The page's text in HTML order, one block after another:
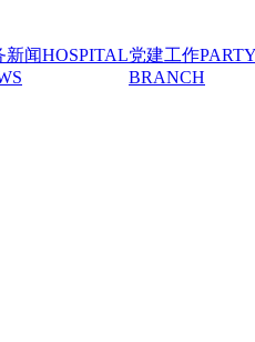
新闻HOSPITAL党建工作PARTY
BRANCH